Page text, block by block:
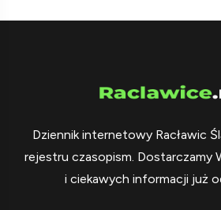
Dziennik internetowy Racławic
rejestru czasopism. Dostarczamy
i ciekawych informacji już